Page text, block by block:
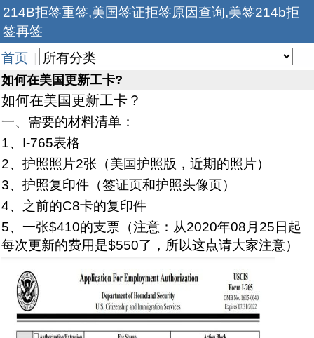
214B拒签重签,美国签证拒签原因查询,美签214b拒
签再签
首页
如何在美国更新工卡?
如何在美国更新工卡？
一、需要的材料清单：
1、I-765表格
2、护照照片2张（美国护照版，近期的照片）
3、护照复印件（签证页和护照头像页）
4、之前的C8卡的复印件
5、一张$410的支票（注意：从2020年08月25日起
每次更新的费用是$550了，所以这点请大家注意）